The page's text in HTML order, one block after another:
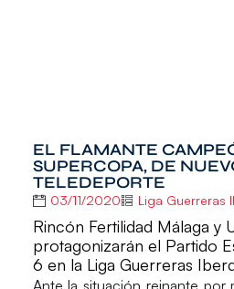
EL FLAMANTE
SUPERCOPA, DE
TELEDEPORTE
03/11/2020 Liga Guerreras
Rincón Fertilidad Málaga y
protagonizarán el Partido
6 en la Liga Guerreras
Ante la situación reinante